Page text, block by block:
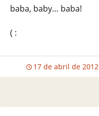
baba, baby… baba!
( :
17 de abril de 2012